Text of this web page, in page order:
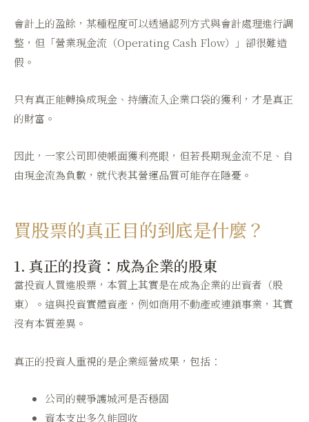
會計上的盈餘，某種程度可以透過認列方式與會計處理進行調
整，但「營業現金流（Operating Cash Flow）」卻很難造
假。
只有真正能轉換成現金、持續流入企業口袋的獲利，才是真正
的財富。
因此，一家公司即使帳面獲利亮眼，但若長期現金流不足、自
由現金流為負數，就代表其營運品質可能存在隱憂。
買股票的真正目的到底是什麼？
1. 真正的投資：成為企業的股東
當投資人買進股票，本質上其實是在成為企業的出資者（股
東）。這與投資實體資產，例如商用不動產或連鎖事業，其實
沒有本質差異。
真正的投資人重視的是企業經營成果，包括：
公司的競爭護城河是否穩固
資本支出多久能回收